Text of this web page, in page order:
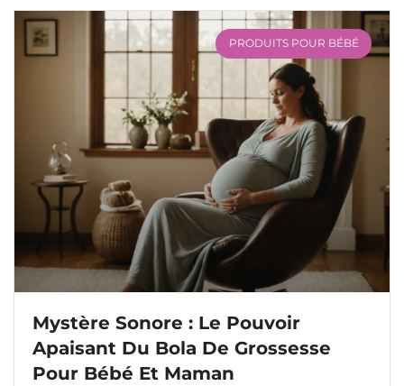
PRODUITS POUR BÉBÉ
Mystère Sonore : Le Pouvoir
Apaisant Du Bola De Grossesse
Pour Bébé Et Maman